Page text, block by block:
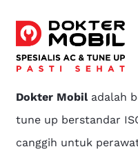
Dokter Mobiladalah
tune up berstandar
canggih untuk